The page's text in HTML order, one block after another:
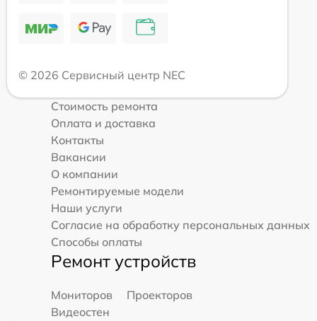
© 2026 Сервисный центр NEC
Стоимость ремонта
Оплата и доставка
Контакты
Вакансии
О компании
Ремонтируемые модели
Наши услуги
Согласие на обработку персональных данных
Способы оплаты
Ремонт устройств
Мониторов
Проекторов
Видеостен